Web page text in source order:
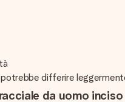
potrebbe differire
da uomo